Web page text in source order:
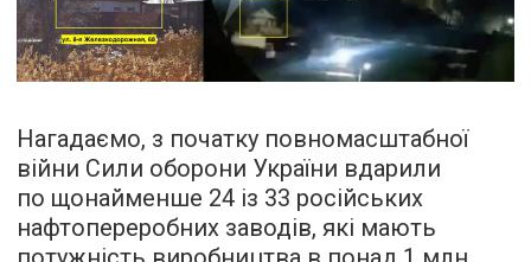
Нагадаємо, з початку повномасштабної
війни Сили оборони України вдарили
по щонайменше 24 із 33 російських
нафтопереробних заводів, які мають